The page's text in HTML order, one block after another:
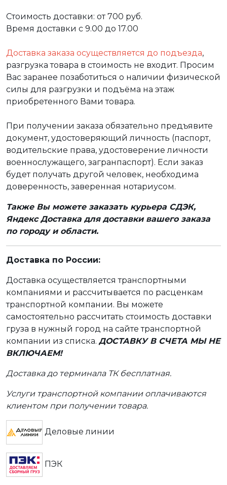
Стоимость доставки: от 700 руб.
Время доставки с 9.00 до 17.00
Доставка заказа осуществляется до подъезда,
разгрузка товара в стоимость не входит. Просим
Вас заранее позаботиться о наличии физической
силы для разгрузки и подъёма на этаж
приобретенного Вами товара.
При получении заказа обязательно предъявите
документ, удостоверяющий личность (паспорт,
водительские права, удостоверение личности
военнослужащего, загранпаспорт). Если заказ
будет получать другой человек, необходима
доверенность, заверенная нотариусом.
Также Вы можете заказать курьера СДЭК,
Яндекс Доставка для доставки вашего заказа
по городу и области.
Доставка по России:
Доставка осуществляется транспортными
компаниями и рассчитывается по расценкам
транспортной компании. Вы можете
самостоятельно рассчитать стоимость доставки
груза в нужный город на сайте транспортной
компании из списка. ДОСТАВКУ В СЧЕТА МЫ НЕ
ВКЛЮЧАЕМ!
Доставка до терминала ТК бесплатная.
Услуги транспортной компании оплачиваются
клиентом при получении товара.
Деловые линии
ПЭК